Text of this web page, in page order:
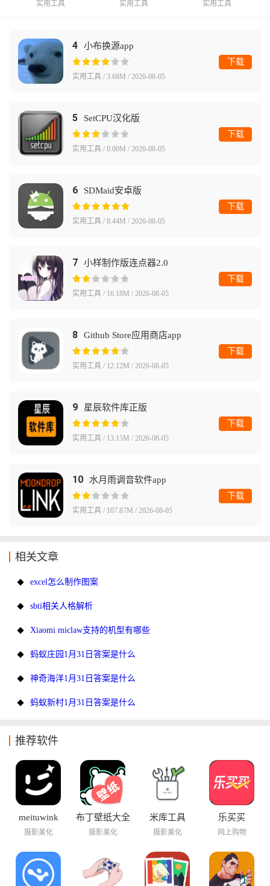
实用工具 实用工具 实用工具
4 小布换源app
实用工具 / 3.68M / 2026-08-05
下载
5 SetCPU汉化版
实用工具 / 0.00M / 2026-08-05
下载
6 SDMaid安卓版
实用工具 / 8.44M / 2026-08-05
下载
7 小样制作版连点器2.0
实用工具 / 16.18M / 2026-08-05
下载
8 Github Store应用商店app
实用工具 / 12.12M / 2026-08-05
下载
9 星辰软件库正版
实用工具 / 13.15M / 2026-08-05
下载
10 水月雨调音软件app
实用工具 / 107.87M / 2026-08-05
下载
相关文章
excel怎么制作图案
sbti相关人格解析
Xiaomi miclaw支持的机型有哪些
蚂蚁庄园1月31日答案是什么
神奇海洋1月31日答案是什么
蚂蚁新村1月31日答案是什么
推荐软件
meituwink
摄影美化
布丁壁纸大全
摄影美化
米库工具
摄影美化
乐买买
网上购物